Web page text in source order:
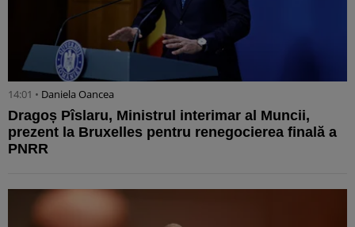
14:01 • Daniela Oancea
Dragoș Pîslaru, Ministrul interimar al Muncii,
prezent la Bruxelles pentru renegocierea finală a
PNRR